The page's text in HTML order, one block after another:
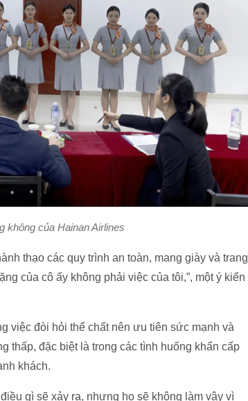
không của Hainan Airlines
thạo các quy trình an toàn, mang giày và trang
của cô ấy không phải việc của tôi,”, một ý kiến
việc đòi hỏi thể chất nên ưu tiên sức mạnh và
thấp, đặc biệt là trong các tình huống khẩn cấp
khách.
gì sẽ xảy ra, nhưng họ sẽ không làm vậy vì